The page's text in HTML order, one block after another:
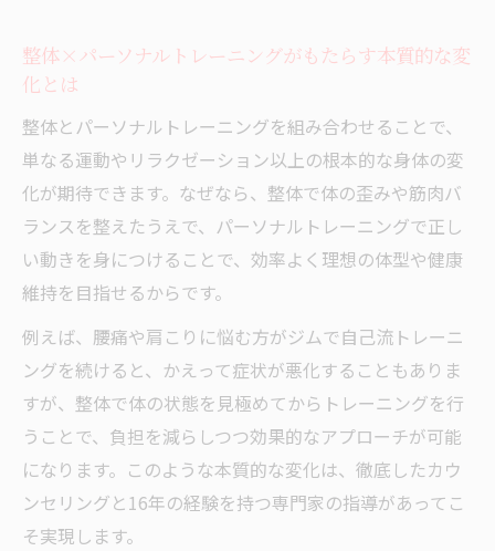
安心の体づくり
ジム通いがもったいなく感じる本当の理由とは
ジム利用で感じるコスパの壁と整体×パー
ソナルトレーニング
パーソナルトレーニングがもったいないと
感じる瞬間とは
整体×パーソナルトレーニングが費用対効
果に優れる理由
ジムだけでは補えない整体×パーソナルト
レーニングの利点
パーソナルジムで後悔しないための選び方
の工夫
パーソナルトレーニングだけでは叶わない効果
の秘密
整体×パーソナルトレーニングがもたらす本質的な変
化とは
整体とパーソナルトレーニングを組み合わせることで、
単なる運動やリラクゼーション以上の根本的な身体の変
化が期待できます。なぜなら、整体で体の歪みや筋肉バ
ランスを整えたうえで、パーソナルトレーニングで正し
い動きを身につけることで、効率よく理想の体型や健康
維持を目指せるからです。
例えば、腰痛や肩こりに悩む方がジムで自己流トレーニ
ングを続けると、かえって症状が悪化することもありま
すが、整体で体の状態を見極めてからトレーニングを行
うことで、負担を減らしつつ効果的なアプローチが可能
になります。このような本質的な変化は、徹底したカウ
ンセリングと16年の経験を持つ専門家の指導があってこ
そ実現します。